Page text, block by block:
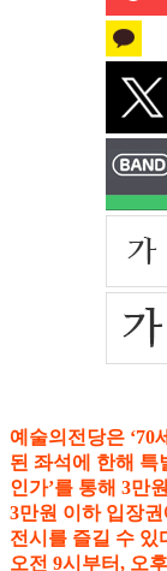
예술의전당은 ‘70
된 좌석에 한해 특
인가’를 통해 3만
3만원 이하 입장
전시를 즐길 수 있
오전 9시부터, 오